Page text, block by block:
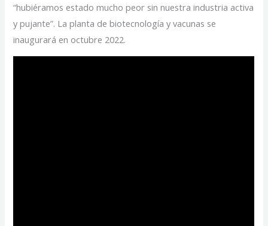
“hubiéramos estado mucho peor sin nuestra industria activa
y pujante”. La planta de biotecnología y vacunas se
inaugurará en octubre 2022.